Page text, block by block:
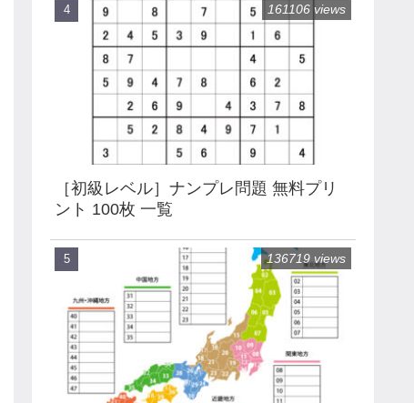
［初級レベル］ナンプレ問題 無料プリ
ント 100枚 一覧
161106 views
136719 views